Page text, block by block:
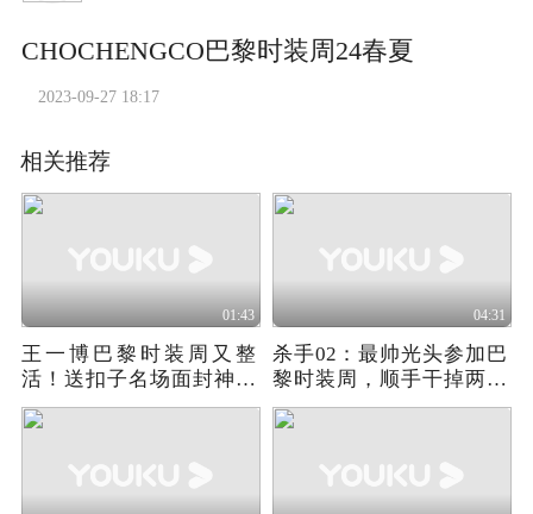
CHOCHENGCO巴黎时装周24春夏
2023-09-27 18:17
相关推荐
01:43
王一博巴黎时装周又整
活！送扣子名场面封神，
这反差感谁顶得住
04:31
杀手02：最帅光头参加巴
黎时装周，顺手干掉两个
大BOSS